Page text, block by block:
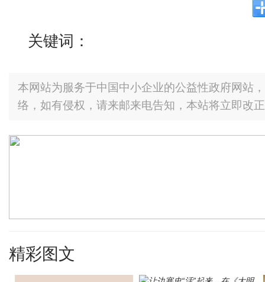
关键词：
本网站为服务于中国中小企业的公益性政府网站
络，如有侵权，请来邮来电告知，本站将立即改
精彩图文